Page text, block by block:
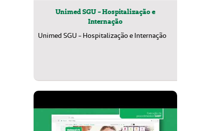
Unimed SGU - Hospitalização e
Internação
Unimed SGU - Hospitalização e Internação